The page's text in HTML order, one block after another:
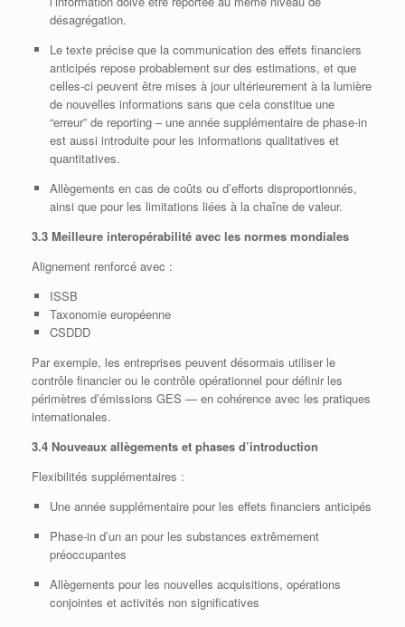
désagrégation.
Le texte précise que la communication des effets financiers
anticipés repose probablement sur des estimations, et que
celles‑ci peuvent être mises à jour ultérieurement à la lumière
de nouvelles informations sans que cela constitue une
“erreur” de reporting – une année supplémentaire de phase‑in
est aussi introduite pour les informations qualitatives et
quantitatives.
Allègements en cas de coûts ou d’efforts disproportionnés,
ainsi que pour les limitations liées à la chaîne de valeur.
3.3 Meilleure interopérabilité avec les normes mondiales
Alignement renforcé avec :
ISSB
Taxonomie européenne
CSDDD
Par exemple, les entreprises peuvent désormais utiliser le
contrôle financier ou le contrôle opérationnel pour définir les
périmètres d’émissions GES — en cohérence avec les pratiques
internationales.
3.4 Nouveaux allègements et phases d’introduction
Flexibilités supplémentaires :
Une année supplémentaire pour les effets financiers anticipés
Phase‑in d’un an pour les substances extrêmement
préoccupantes
Allègements pour les nouvelles acquisitions, opérations
conjointes et activités non significatives